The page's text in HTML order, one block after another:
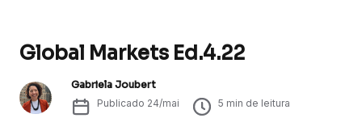
Global Markets Ed.4.22
Gabriela Joubert
Publicado 24/mai 5 min de leitura